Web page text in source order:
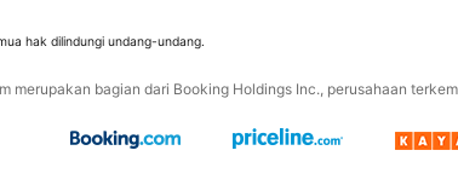
hak dilindungi undang-undang.
merupakan bagian dari Booking Holdings Inc., perusahaan